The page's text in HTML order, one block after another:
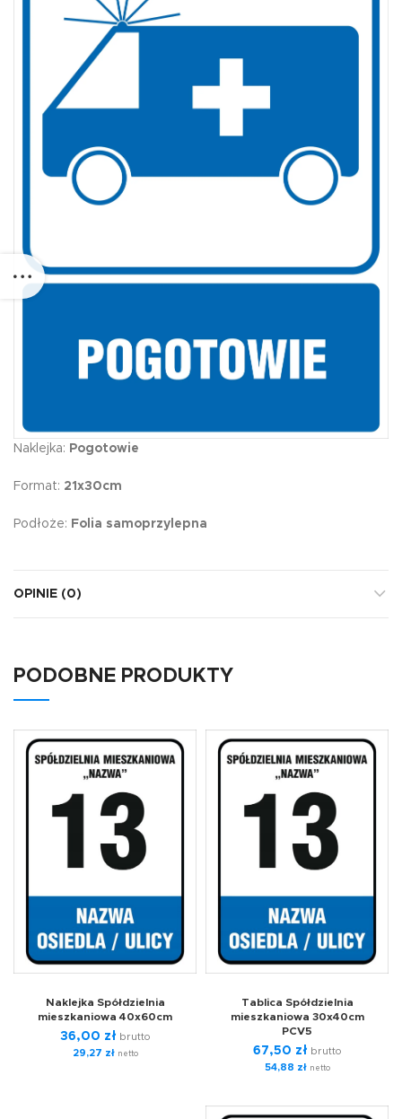
Naklejka: Pogotowie
Format: 21x30cm
Podłoże: Folia samoprzylepna
OPINIE (0)
PODOBNE PRODUKTY
Naklejka Spółdzielnia
mieszkaniowa 40x60cm
36,00 zł brutto
29,27 złnetto
Tablica Spółdzielnia
mieszkaniowa 30x40cm
PCV5
67,50 zł brutto
54,88 złnetto